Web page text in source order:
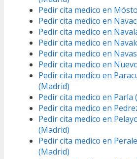
Pedir cita medico en
Pedir cita medico en
Pedir cita medico en
Pedir cita medico en
Pedir cita medico en
Pedir cita medico en
Pedir cita medico en
(Madrid)
Pedir cita medico en Parla
Pedir cita medico en
Pedir cita medico en
(Madrid)
Pedir cita medico en
(Madrid)